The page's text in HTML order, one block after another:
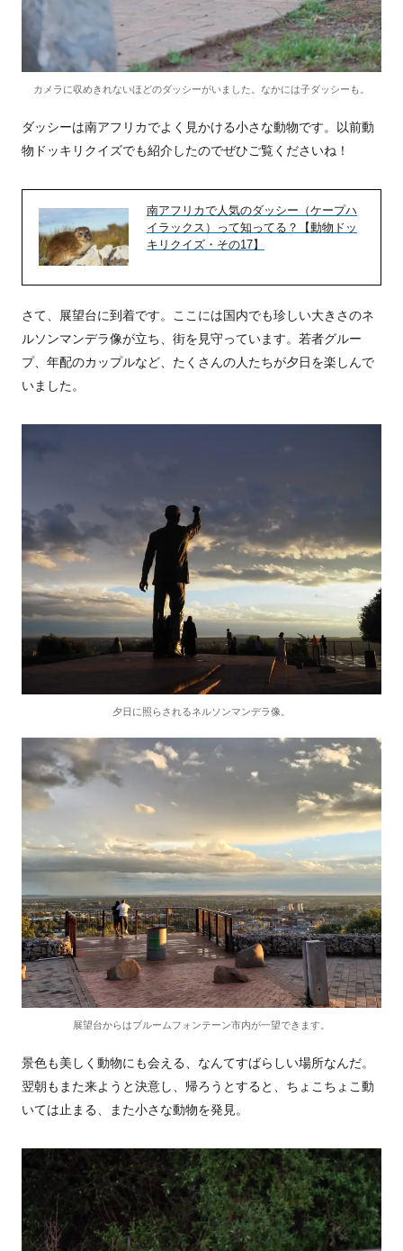
カメラに収めきれないほどのダッシーがいました。なかには子ダッシーも。
ダッシーは南アフリカでよく見かける小さな動物です。以前動
物ドッキリクイズでも紹介したのでぜひご覧くださいね！
南アフリカで人気のダッシー（ケープハ
イラックス）って知ってる？【動物ドッ
キリクイズ・その17】
さて、展望台に到着です。ここには国内でも珍しい大きさのネ
ルソンマンデラ像が立ち、街を見守っています。若者グルー
プ、年配のカップルなど、たくさんの人たちが夕日を楽しんで
いました。
夕日に照らされるネルソンマンデラ像。
展望台からはブルームフォンテーン市内が一望できます。
景色も美しく動物にも会える、なんてすばらしい場所なんだ。
翌朝もまた来ようと決意し、帰ろうとすると、ちょこちょこ動
いては止まる、また小さな動物を発見。